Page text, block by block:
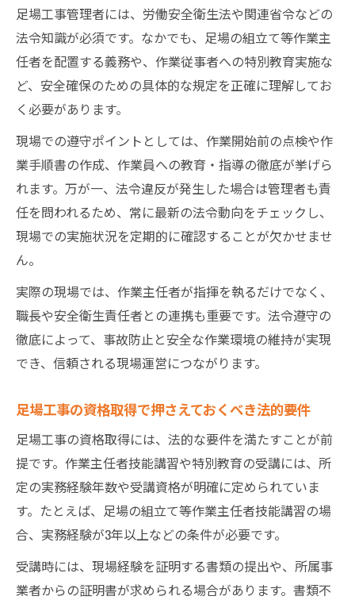
足場工事管理者には、労働安全衛生法や関連省令などの
法令知識が必須です。なかでも、足場の組立て等作業主
任者を配置する義務や、作業従事者への特別教育実施な
ど、安全確保のための具体的な規定を正確に理解してお
く必要があります。
現場での遵守ポイントとしては、作業開始前の点検や作
業手順書の作成、作業員への教育・指導の徹底が挙げら
れます。万が一、法令違反が発生した場合は管理者も責
任を問われるため、常に最新の法令動向をチェックし、
現場での実施状況を定期的に確認することが欠かせませ
ん。
実際の現場では、作業主任者が指揮を執るだけでなく、
職長や安全衛生責任者との連携も重要です。法令遵守の
徹底によって、事故防止と安全な作業環境の維持が実現
でき、信頼される現場運営につながります。
足場工事の資格取得で押さえておくべき法的要件
足場工事の資格取得には、法的な要件を満たすことが前
提です。作業主任者技能講習や特別教育の受講には、所
定の実務経験年数や受講資格が明確に定められていま
す。たとえば、足場の組立て等作業主任者技能講習の場
合、実務経験が3年以上などの条件が必要です。
受講時には、現場経験を証明する書類の提出や、所属事
業者からの証明書が求められる場合があります。書類不